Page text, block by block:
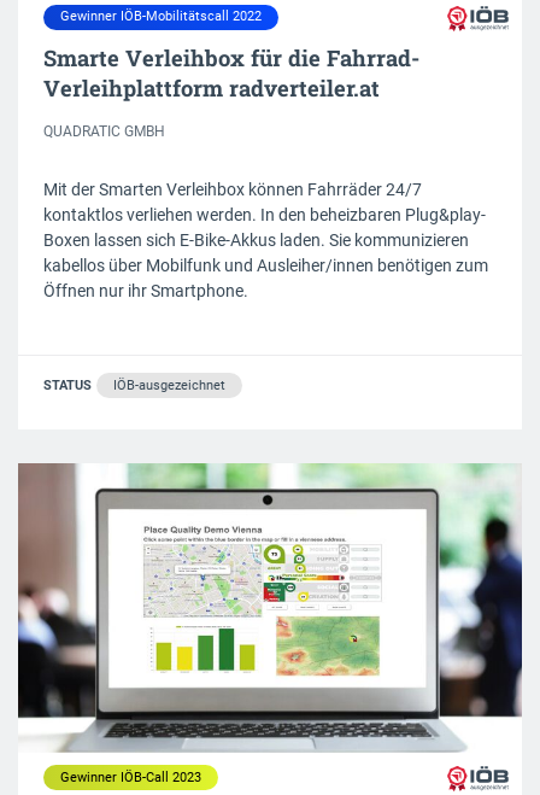
Gewinner IÖB-Mobilitätscall 2022
Smarte Verleihbox für die Fahrrad-
Verleihplattform radverteiler.at
QUADRATIC GMBH
Mit der Smarten Verleihbox können Fahrräder 24/7
kontaktlos verliehen werden. In den beheizbaren Plug&play-
Boxen lassen sich E-Bike-Akkus laden. Sie kommunizieren
kabellos über Mobilfunk und Ausleiher/innen benötigen zum
Öffnen nur ihr Smartphone.
STATUS IÖB-ausgezeichnet
Gewinner IÖB-Call 2023